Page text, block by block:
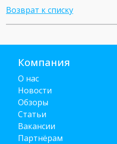
Возврат к списку
Компания
О нас
Новости
Обзоры
Статьи
Вакансии
Партнёрам